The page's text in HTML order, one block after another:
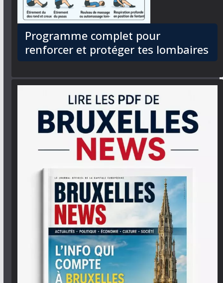
Programme complet pour
renforcer et protéger tes lombaires